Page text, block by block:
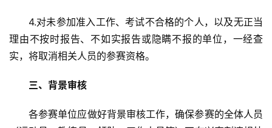
4.对未参加准入工作、考试不合格的个人，以及无正当
理由不按时报告、不如实报告或隐瞒不报的单位，一经查
实，将取消相关人员的参赛资格。
三、背景审核
各参赛单位应做好背景审核工作，确保参赛的全体人员